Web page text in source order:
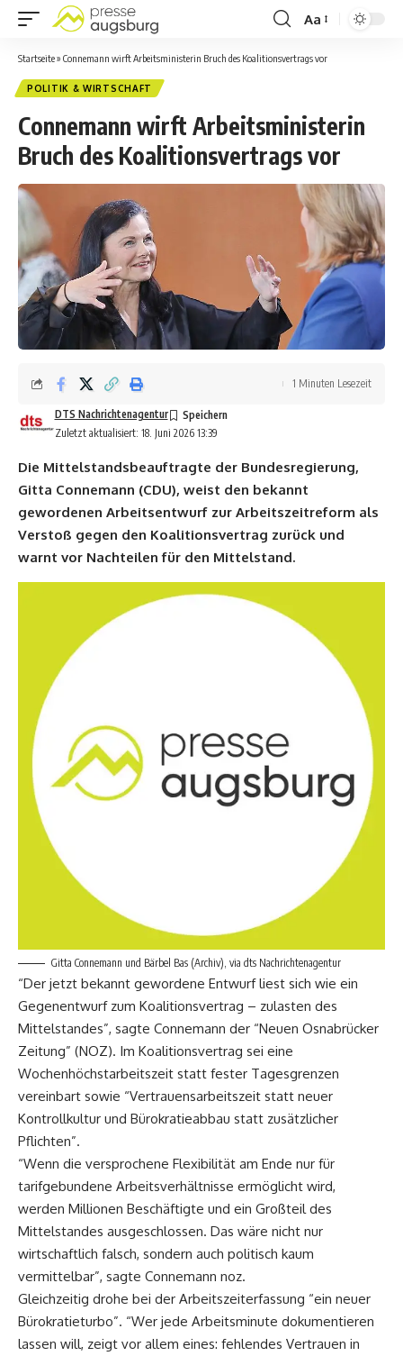
Aa
Startseite» Connemann wirft Arbeitsministerin Bruch des Koalitionsvertrags vor
POLITIK & WIRTSCHAFT
Connemann wirft Arbeitsministerin
Bruch des Koalitionsvertrags vor
Zuletzt aktualisiert: 18. Juni 2026 13:39
DTS Nachrichtenagentur
1 Minuten Lesezeit
Die Mittelstandsbeauftragte der Bundesregierung,
Gitta Connemann (CDU), weist den bekannt
gewordenen Arbeitsentwurf zur Arbeitszeitreform als
Verstoß gegen den Koalitionsvertrag zurück und
warnt vor Nachteilen für den Mittelstand.
Gitta Connemann und Bärbel Bas (Archiv), via dts Nachrichtenagentur
“Der jetzt bekannt gewordene Entwurf liest sich wie ein
Gegenentwurf zum Koalitionsvertrag – zulasten des
Mittelstandes”, sagte Connemann der “Neuen Osnabrücker
Zeitung” (NOZ). Im Koalitionsvertrag sei eine
Wochenhöchstarbeitszeit statt fester Tagesgrenzen
vereinbart sowie “Vertrauensarbeitszeit statt neuer
Kontrollkultur und Bürokratieabbau statt zusätzlicher
Pflichten”.
“Wenn die versprochene Flexibilität am Ende nur für
tarifgebundene Arbeitsverhältnisse ermöglicht wird,
werden Millionen Beschäftigte und ein Großteil des
Mittelstandes ausgeschlossen. Das wäre nicht nur
wirtschaftlich falsch, sondern auch politisch kaum
vermittelbar”, sagte Connemann noz.
Gleichzeitig drohe bei der Arbeitszeiterfassung “ein neuer
Bürokratieturbo”. “Wer jede Arbeitsminute dokumentieren
lassen will, zeigt vor allem eines: fehlendes Vertrauen in